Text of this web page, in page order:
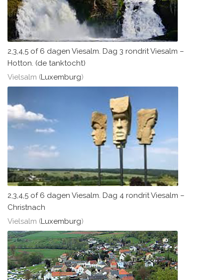
2,3,4,5 of 6 dagen Viesalm. Dag 3 rondrit Viesalm –
Hotton. (de tanktocht)
Vielsalm (Luxemburg)
2,3,4,5 of 6 dagen Viesalm. Dag 4 rondrit Viesalm –
Christnach
Vielsalm (Luxemburg)